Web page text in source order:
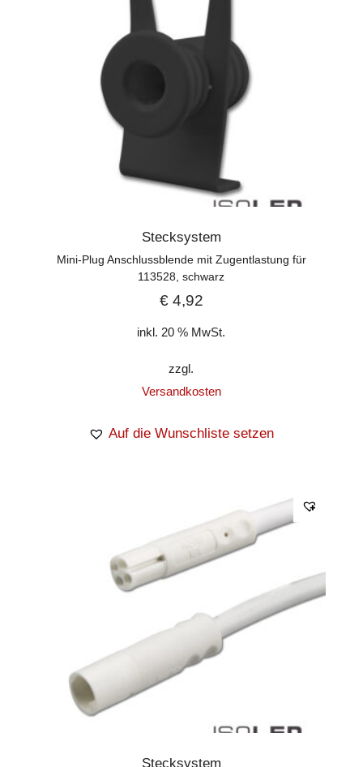
Stecksystem
Mini-Plug Anschlussblende mit Zugentlastung für
113528, schwarz
€4,92
inkl. 20 % MwSt.
zzgl.
Versandkosten
Auf die Wunschliste setzen
Stecksystem